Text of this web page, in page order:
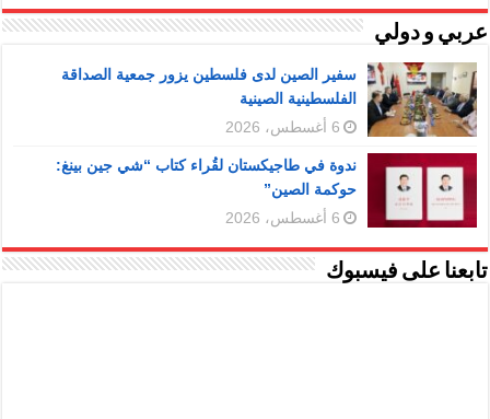
عربي و دولي
سفير الصين لدى فلسطين يزور جمعية الصداقة
الفلسطينية الصينية
6 أغسطس، 2026
ندوة في طاجيكستان لقُراء كتاب “شي جين بينغ:
حوكمة الصين”
6 أغسطس، 2026
تابعنا على فيسبوك